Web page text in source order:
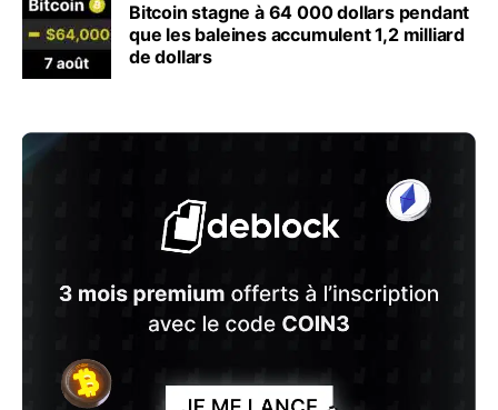
Bitcoin stagne à 64 000 dollars pendant
que les baleines accumulent 1,2 milliard
de dollars